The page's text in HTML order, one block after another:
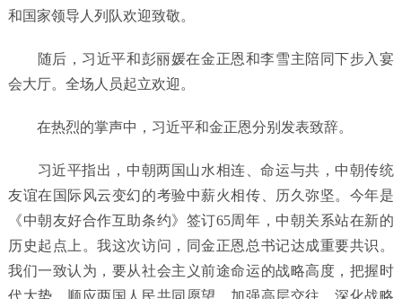
和国家领导人列队欢迎致敬。
随后，习近平和彭丽媛在金正恩和李雪主陪同下步入宴
会大厅。全场人员起立欢迎。
在热烈的掌声中，习近平和金正恩分别发表致辞。
习近平指出，中朝两国山水相连、命运与共，中朝传统
友谊在国际风云变幻的考验中薪火相传、历久弥坚。今年是
《中朝友好合作互助条约》签订65周年，中朝关系站在新的
历史起点上。我这次访问，同金正恩总书记达成重要共识。
我们一致认为，要从社会主义前途命运的战略高度，把握时